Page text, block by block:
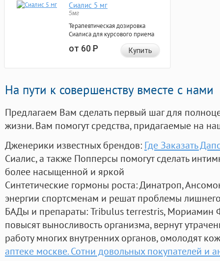
Сиалис 5 мг
5мг
Терапевтическая дозировка
Сиалиса для курсового приема
от 60Р Купить
На пути к совершенству вместе с нами
Предлагаем Вам сделать первый шаг для
жизни. Вам помогут средства, придагаемые на
Дженерики известных брендов: Где Заказать
Сиалис, а также Попперсы помогут сделать
более насыщенной и яркой
Синтетические гормоны роста: Динатроп,
энергии спортсменам и решат проблемы
БАДы и препараты:Tribulus terrestris, Мориамин
повысят выносливость организма, вернут
работу многих внутренних органов, омолодят
аптеке москве. Сотни довольных покупателей и